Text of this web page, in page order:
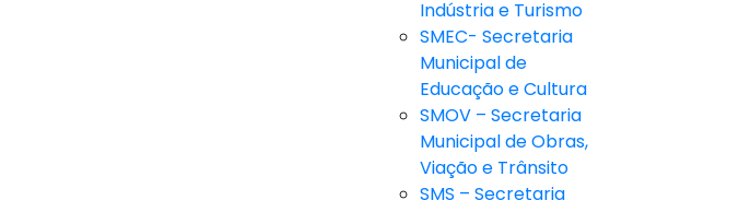
Indústria e Turismo
SMEC- Secretaria
Municipal de
Educação e Cultura
SMOV – Secretaria
Municipal de Obras,
Viação e Trânsito
SMS – Secretaria